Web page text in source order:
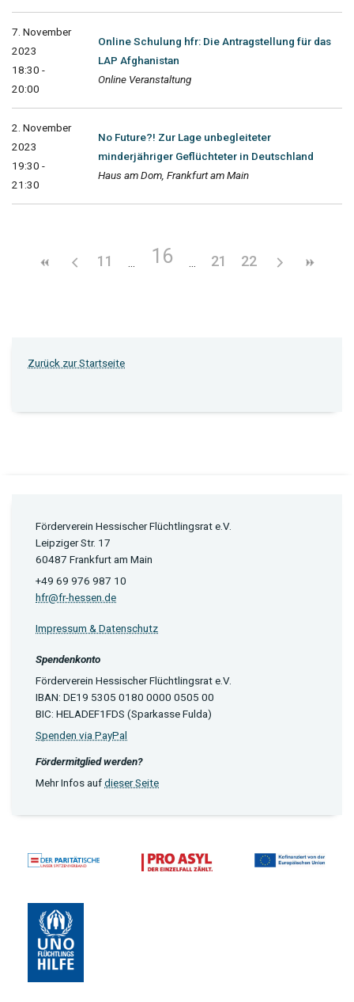
7. November
2023
18:30 -
20:00
Online Schulung hfr: Die Antragstellung für das
LAP Afghanistan
Online Veranstaltung
2. November
2023
19:30 -
21:30
No Future?! Zur Lage unbegleiteter
minderjähriger Geflüchteter in Deutschland
Haus am Dom, Frankfurt am Main
11 16 21 22
Zurück zur Startseite
Förderverein Hessischer Flüchtlingsrat e.V.
Leipziger Str. 17
60487 Frankfurt am Main
+49 69 976 987 10
hfr@fr-hessen.de
Impressum & Datenschutz
Spendenkonto
Förderverein Hessischer Flüchtlingsrat e.V.
IBAN: DE19 5305 0180 0000 0505 00
BIC: HELADEF1FDS (Sparkasse Fulda)
Spenden via PayPal
Fördermitglied werden?
Mehr Infos aufdieser Seite